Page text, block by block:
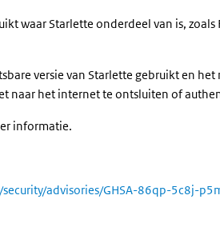
waar Starlette onderdeel van is,
versie van Starlette gebruikt en
naar het internet te ontsluiten of
informatie.
advisories/GHSA-86qp-5c8j-